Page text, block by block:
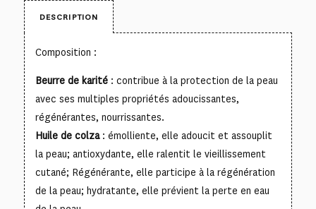
DESCRIPTION
Composition :
Beurre de karité: contribue à la protection de la peau
avec ses multiples propriétés adoucissantes,
régénérantes, nourrissantes.
Huile de colza: émolliente, elle adoucit et assouplit
la peau; antioxydante, elle ralentit le vieillissement
cutané; Régénérante, elle participe à la régénération
de la peau; hydratante, elle prévient la perte en eau